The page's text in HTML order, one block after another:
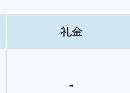
礼金
-